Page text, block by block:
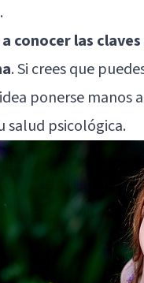
conocer las
. Si crees que
ponerse manos
psicológica.